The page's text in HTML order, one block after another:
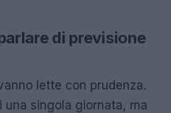
di previsione
lette con prudenza.
una singola giornata, ma